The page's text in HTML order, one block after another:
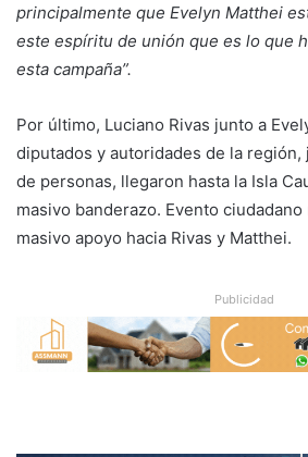
principalmente que Evelyn Matthei
este espíritu de unión que es lo que
esta campaña”.
Por último, Luciano Rivas junto a
diputados y autoridades de la
de personas, llegaron hasta la Isla
masivo banderazo. Evento
masivo apoyo hacia Rivas y Matthei.
Publicidad